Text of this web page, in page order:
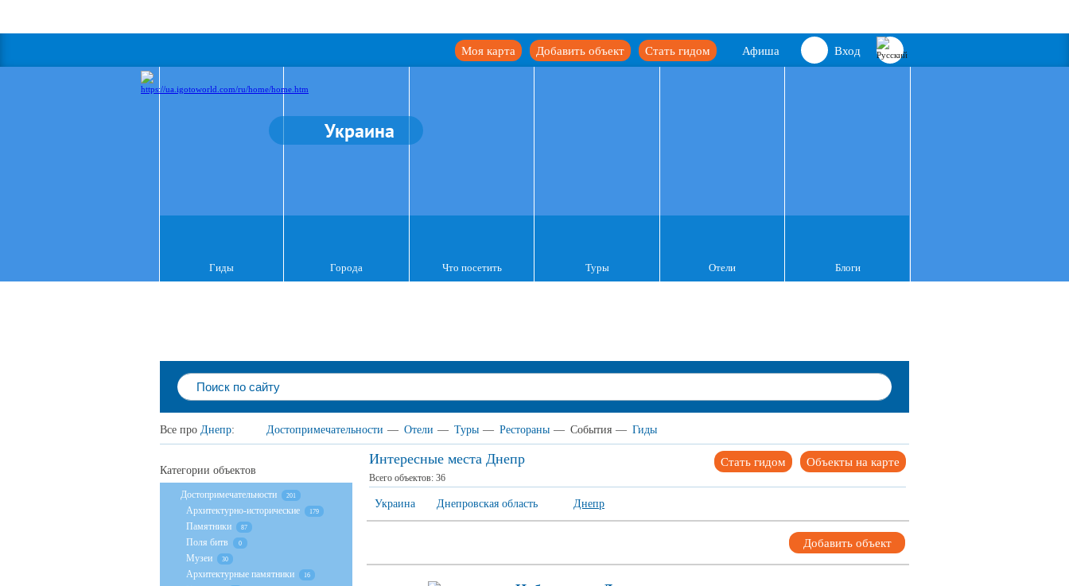
Вход
Афиша
Стать гидом
Добавить объект
Моя карта
Украина
Гиды Города Что посетить Туры Отели Блоги
Все про Днепр: Достопримечательности — Отели — Туры — Рестораны — События — Гиды
Интересные места Днепр Объекты на карте
Стать гидом
Всего объектов: 36
Украина Днепровская область Днепр
Добавить объект
Категории объектов
Достопримечательности 201
Архитектурно-исторические 179
Памятники 87
Поля битв 0
Музеи 30
Архитектурные памятники 16